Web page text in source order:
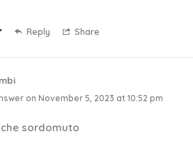
Reply Share
on November 5, 2023 at 10:52 pm
sordomuto